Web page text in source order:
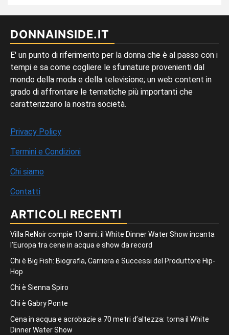
DONNAINSIDE.IT
E' un punto di riferimento per la donna che è al passo con i
tempi e sa come cogliere le sfumature provenienti dal
mondo della moda e della televisione; un web content in
grado di affrontare le tematiche più importanti che
caratterizzano la nostra società.
Privacy Policy
Termini e Condizioni
Chi siamo
Contatti
ARTICOLI RECENTI
Villa ReNoir compie 10 anni: il White Dinner Water Show incanta
l’Europa tra cene in acqua e show da record
Chi è Big Fish: Biografia, Carriera e Successi del Produttore Hip-
Hop
Chi è Sienna Spiro
Chi è Gabry Ponte
Cena in acqua e acrobazie a 70 metri d’altezza: torna il White
Dinner Water Show